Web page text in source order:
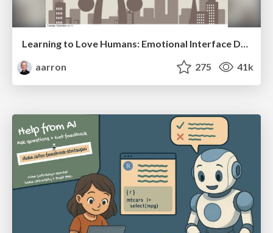
aarron
275 41k